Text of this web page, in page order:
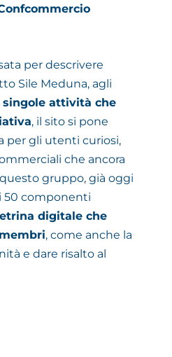
per descrivere
Sile Meduna, agli
attività che
, il sito si pone
per gli utenti curiosi,
che ancora
gruppo, già oggi
50 componenti
digitale che
, come anche la
e dare risalto al